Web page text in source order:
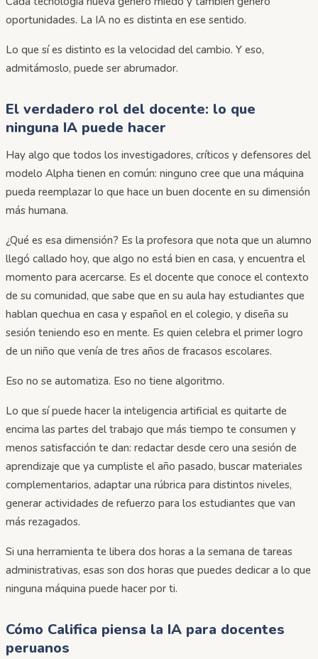
oportunidades. La IA no es distinta en ese sentido.
Lo que sí es distinto es la velocidad del cambio. Y eso,
admitámoslo, puede ser abrumador.
El verdadero rol del docente: lo que
ninguna IA puede hacer
Hay algo que todos los investigadores, críticos y defensores del
modelo Alpha tienen en común: ninguno cree que una máquina
pueda reemplazar lo que hace un buen docente en su dimensión
más humana.
¿Qué es esa dimensión? Es la profesora que nota que un alumno
llegó callado hoy, que algo no está bien en casa, y encuentra el
momento para acercarse. Es el docente que conoce el contexto
de su comunidad, que sabe que en su aula hay estudiantes que
hablan quechua en casa y español en el colegio, y diseña su
sesión teniendo eso en mente. Es quien celebra el primer logro
de un niño que venía de tres años de fracasos escolares.
Eso no se automatiza. Eso no tiene algoritmo.
Lo que sí puede hacer la inteligencia artificial es quitarte de
encima las partes del trabajo que más tiempo te consumen y
menos satisfacción te dan: redactar desde cero una sesión de
aprendizaje que ya cumpliste el año pasado, buscar materiales
complementarios, adaptar una rúbrica para distintos niveles,
generar actividades de refuerzo para los estudiantes que van
más rezagados.
Si una herramienta te libera dos horas a la semana de tareas
administrativas, esas son dos horas que puedes dedicar a lo que
ninguna máquina puede hacer por ti.
Cómo Califica piensa la IA para docentes
peruanos